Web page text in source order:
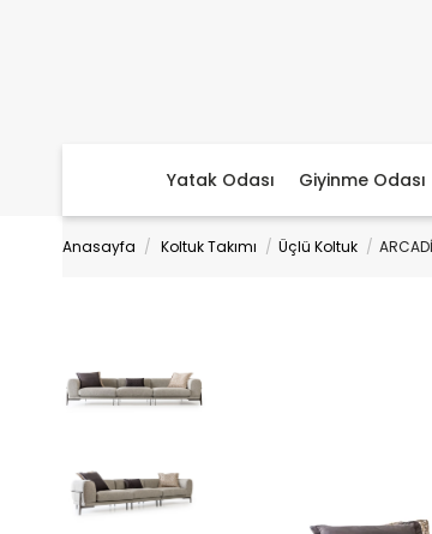
Yatak Odası Giyinme Odası
Anasayfa Koltuk Takımı Üçlü Koltuk